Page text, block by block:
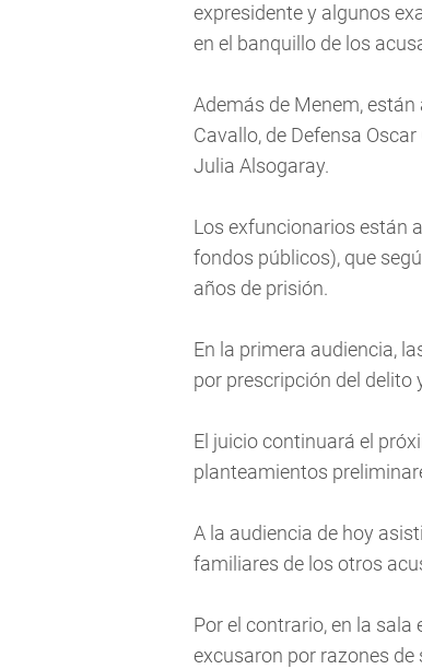
expresidente y algunos
en el banquillo de los
Además de Menem,
Cavallo, de Defensa
Julia Alsogaray.
Los exfuncionarios están
fondos públicos), que
años de prisión.
En la primera audiencia,
por prescripción del delito
El juicio continuará el
planteamientos
A la audiencia de hoy
familiares de los otros
Por el contrario, en la
excusaron por razones de